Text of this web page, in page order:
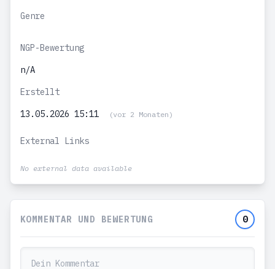
Genre
NGP-Bewertung
n/A
Erstellt
13.05.2026 15:11
(vor 2 Monaten)
External Links
No external data available
KOMMENTAR UND BEWERTUNG 0